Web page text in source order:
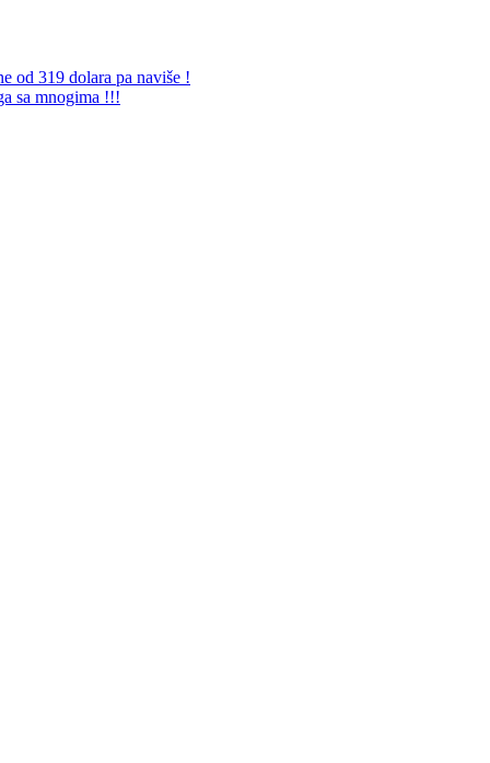
od 319 dolara pa naviše !
sa mnogima !!!